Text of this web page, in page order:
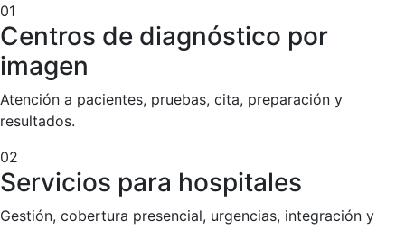
01
Centros de diagnóstico por
imagen
Atención a pacientes, pruebas, cita, preparación y
resultados.
02
Servicios para hospitales
Gestión, cobertura presencial, urgencias, integración y